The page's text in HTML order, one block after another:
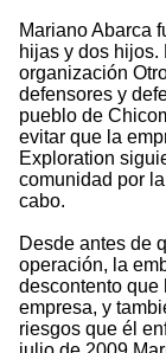
Mariano Abarca
hijas y dos
organización
defensores y
pueblo de
evitar que la
Exploration
comunidad por
cabo.
Desde antes de
operación, la
descontento que
empresa, y
riesgos que él